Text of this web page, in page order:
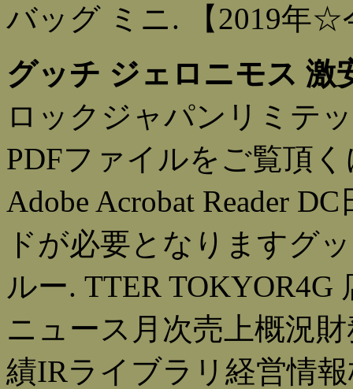
バッグ ミニ. 【2019年☆
グッチ ジェロニモス 激
ロックジャパンリミテ
PDFファイルをご覧頂
Adobe Acrobat Reader
ドが必要となりますグ
ルー. TTER
ニュース月次売上概況
績IRライブラリ経営情